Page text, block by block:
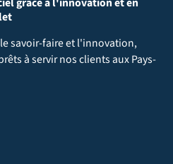
savoir-faire et l'innovation,
à servir nos clients aux Pays-